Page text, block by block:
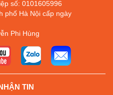
số: 0101605996
phố Hà Nội cấp ngày
Phi Hùng
TIN